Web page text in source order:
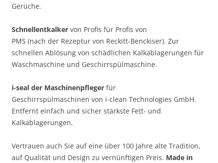
Gerüche.
Schnellentkalker von Profis für Profis von
PMS (nach der Rezeptur von Reckitt-Benckiser). Zur
schnellen Ablösung von schädlichen Kalkablagerungen für
Waschmaschine und Geschirrspülmaschine.
i-seal der Maschinenpfleger für
Geschirrspülmaschinen von i-clean Technologies GmbH.
Entfernt einfach und sicher stärkste Fett- und
Kalkablagerungen.
Vertrauen auch Sie auf eine über 100 Jahre alte Tradition,
auf Qualität und Design zu vernünftigen Preis. Made in